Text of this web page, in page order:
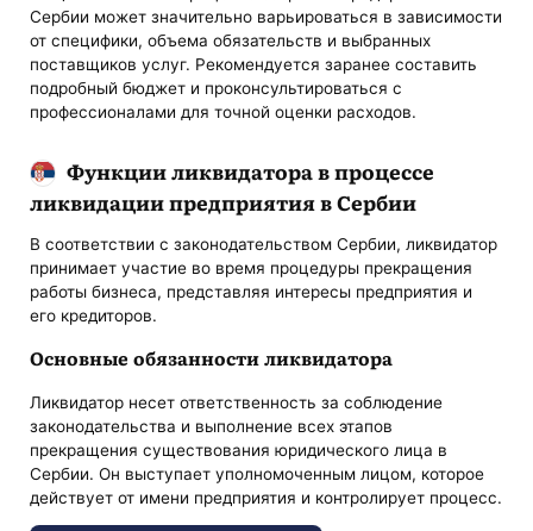
Сербии может значительно варьироваться в зависимости
от специфики, объема обязательств и выбранных
поставщиков услуг. Рекомендуется заранее составить
подробный бюджет и проконсультироваться с
профессионалами для точной оценки расходов.
Функции ликвидатора в процессе
ликвидации предприятия в Сербии
В соответствии с законодательством Сербии, ликвидатор
принимает участие во время процедуры прекращения
работы бизнеса, представляя интересы предприятия и
его кредиторов.
Основные обязанности ликвидатора
Ликвидатор несет ответственность за соблюдение
законодательства и выполнение всех этапов
прекращения существования юридического лица в
Сербии. Он выступает уполномоченным лицом, которое
действует от имени предприятия и контролирует процесс.